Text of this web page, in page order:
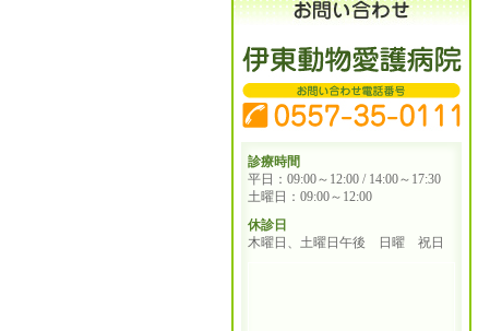
診療時間
平日：09:00～12:00 / 14:00～17:30
土曜日：09:00～12:00
休診日
木曜日、土曜日午後 日曜 祝日